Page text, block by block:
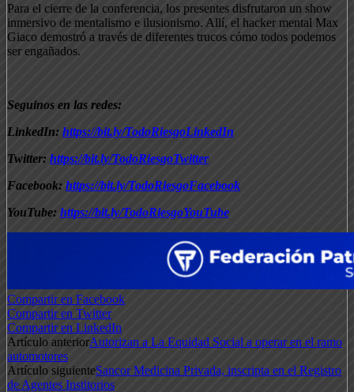
Para el cierre de la conferencia, los presentes disfrutaron un show
inmersivo de mentalismo e ilusionismo. Allí, el hacker mental Max
Giaco demostró a través de diferentes trucos cómo todos podemos
ser engañados.
Seguinos en las redes:
LinkedIn: https://bit.ly/TodoRiesgoLinkedIn
Twitter: https://bit.ly/TodoRiesgoTwitter
Facebook: https://bit.ly/TodoRiesgoFacebook
YouTube: https://bit.ly/TodoRiesgoYouTube
Compartir en Facebook
Compartir en Twitter
Compartir en LinkedIn
Artículo anteriorAutorizan a La Equidad Social a operar en el ramo
automotores
Artículo siguienteSancor Medicina Privada, inscripta en el Registro
de Agentes Institorios